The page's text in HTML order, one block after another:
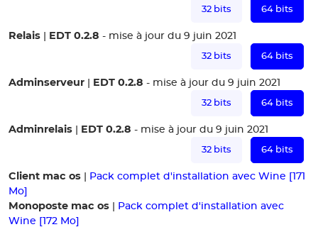
32 bits 64 bits
Relais | EDT 0.2.8 - mise à jour du 9 juin 2021
32 bits 64 bits
Adminserveur | EDT 0.2.8 - mise à jour du 9 juin 2021
32 bits 64 bits
Adminrelais | EDT 0.2.8 - mise à jour du 9 juin 2021
32 bits 64 bits
Client mac os | Pack complet d'installation avec Wine [171
Mo]
Monoposte mac os | Pack complet d'installation avec
Wine [172 Mo]